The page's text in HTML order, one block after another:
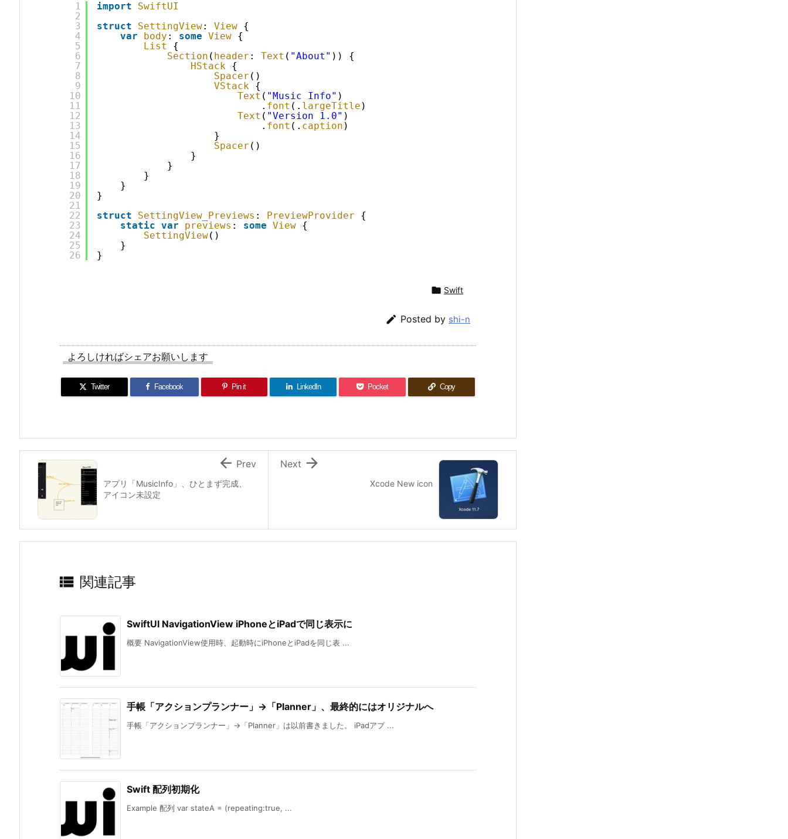
1
2
3
4
5
6
7
8
9
10
11
12
13
14
15
16
17
18
19
20
21
22
23
24
25
26
import
SwiftUI
struct
SettingView: View {
var
body : some View {
List
{
Section ( header : Text ( "About" )) {
HStack {
Spacer ()
VStack {
Text ( "Music Info" )
. font (. largeTitle )
Text ( "Version 1.0" )
. font (. caption )
}
Spacer ()
}
}
}
}
}
struct
SettingView_Previews : PreviewProvider
{
static var previews : some View {
SettingView()
}
}
 Swift
 Posted by shi-n
よろしければシェアお願いします
Twitter Facebook Pin it LinkedIn Pocket Copy
Xcode New icon

Next
アプリ「MusicInfo」、ひとまず完成、
アイコン未設定
 Prev
 関連記事
SwiftUI NavigationView iPhoneとiPadで同じ表示に
概要 NavigationView使用時、起動時にiPhoneとiPadを同じ表 ...
手帳「アクションプランナー」→「Planner」、最終的にはオリジナルへ
手帳「アクションプランナー」→「Planner」は以前書きました。 iPadアプ ...
Swift 配列初期化
Example 配列 var stateA = (repeating:true, ...